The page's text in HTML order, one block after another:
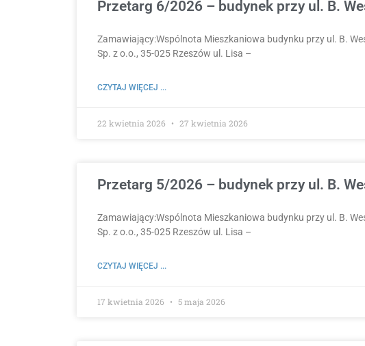
Przetarg 6/2026 – budynek przy ul. B.
Zamawiający:Wspólnota Mieszkaniowa budynku przy ul. B.
Sp. z o.o., 35-025 Rzeszów ul. Lisa –
CZYTAJ WIĘCEJ ...
22 kwietnia 2026 27 kwietnia 2026
Przetarg 5/2026 – budynek przy ul. B.
Zamawiający:Wspólnota Mieszkaniowa budynku przy ul. B.
Sp. z o.o., 35-025 Rzeszów ul. Lisa –
CZYTAJ WIĘCEJ ...
17 kwietnia 2026 5 maja 2026